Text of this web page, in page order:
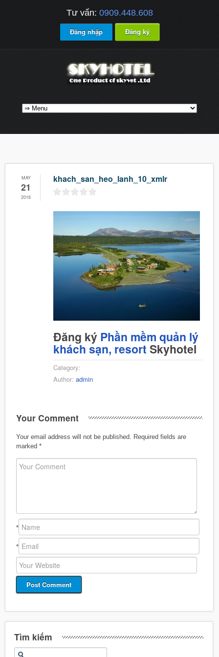
Tư vấn: 0909.448.608
Đăng nhập Đăng ký
MAY
21
2016
khach_san_heo_lanh_10_xmlr
Đăng ký Phần mềm quản lý
khách sạn, resort Skyhotel
Category:
Author: admin
Your Comment
Your email address will not be published.
Required fields are
marked *
*
*
Tìm kiếm